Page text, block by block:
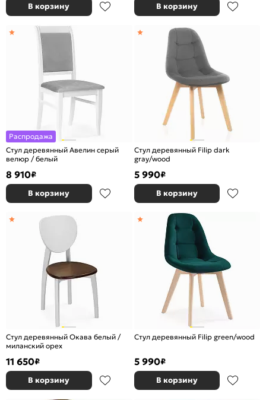
В корзину В корзину
Распродажа
Стул деревянный Авелин серый
велюр / белый
8 910₽
В корзину
Стул деревянный Filip dark
gray/wood
5 990₽
В корзину
Стул деревянный Окава белый /
миланский орех
11 650₽
В корзину
Стул деревянный Filip green/wood
5 990₽
В корзину